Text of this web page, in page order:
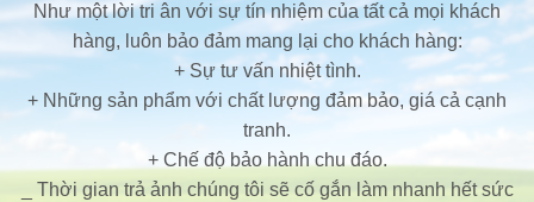
Như một lời tri ân với sự tín nhiệm của tất cả mọi khách
hàng, luôn bảo đảm mang lại cho khách hàng:
+ Sự tư vấn nhiệt tình.
+ Những sản phẩm với chất lượng đảm bảo, giá cả cạnh
tranh.
+ Chế độ bảo hành chu đáo.
_ Thời gian trả ảnh chúng tôi sẽ cố gắn làm nhanh hết sức